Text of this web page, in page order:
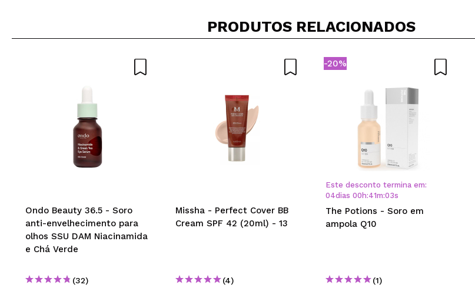
PRODUTOS RELACIONADOS
Ondo Beauty 36.5 - Soro
anti-envelhecimento para
olhos SSU DAM Niacinamida
e Chá Verde
(32)
Missha - Perfect Cover BB
Cream SPF 42 (20ml) - 13
(4)
-20%
Este desconto termina em:
04dias 00 h:41m:02s
The Potions - Soro em
ampola Q10
(1)